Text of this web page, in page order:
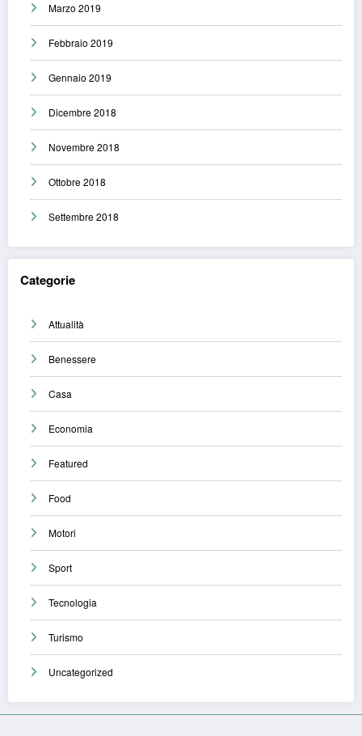
Marzo 2019
Febbraio 2019
Gennaio 2019
Dicembre 2018
Novembre 2018
Ottobre 2018
Settembre 2018
Categorie
Attualità
Benessere
Casa
Economia
Featured
Food
Motori
Sport
Tecnologia
Turismo
Uncategorized